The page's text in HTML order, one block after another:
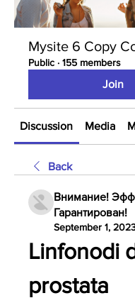
Mysite 6 Copy
Public · 155 members
Join
Discussion Media
Back
Внимание!
Гарантирован!
September 1,
Linfonodi
prostata